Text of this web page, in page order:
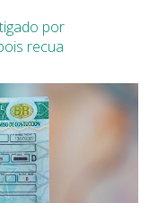
por
recua